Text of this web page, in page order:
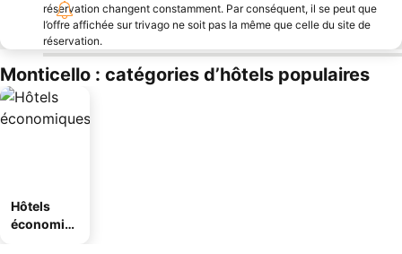
réservation changent constamment. Par conséquent, il se peut que
l’offre affichée sur trivago ne soit pas la même que celle du site de
réservation.
Monticello : catégories d’hôtels populaires
Hôtels
économiq